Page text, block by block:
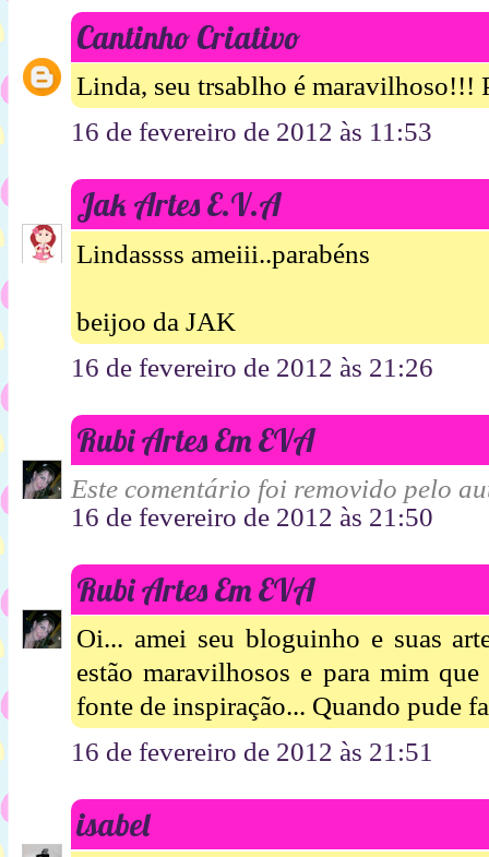
Cantinho Criativo
Linda, seu trsablho é maravilhoso!!!
16 de fevereiro de 2012 às 11:53
Jak Artes E.V.A
Lindassss ameiii..parabéns
beijoo da JAK
16 de fevereiro de 2012 às 21:26
Rubi Artes Em EVA
Este comentário foi removido pelo
16 de fevereiro de 2012 às 21:50
Rubi Artes Em EVA
Oi... amei seu bloguinho e suas
estão maravilhosos e para mim
fonte de inspiração... Quando pude
16 de fevereiro de 2012 às 21:51
isabel